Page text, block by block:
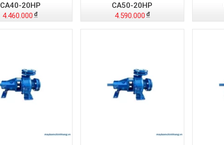
CA40-20HP
4.460.000
CA50-20HP
4.590.000